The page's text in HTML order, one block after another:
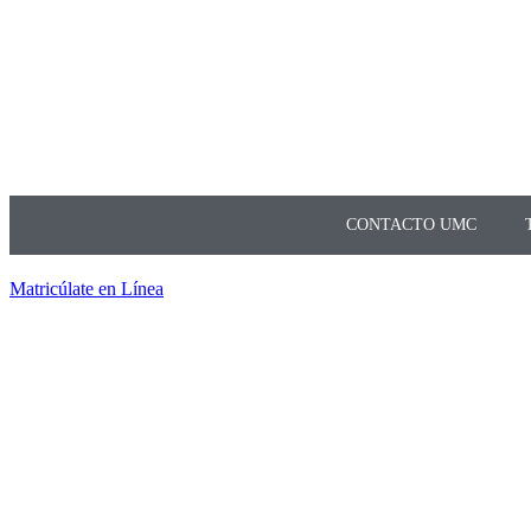
CONTACTO UMC
Matricúlate en Línea